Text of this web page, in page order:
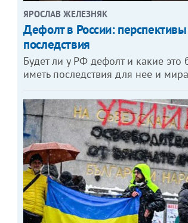
ЯРОСЛАВ ЖЕЛЕЗНЯК
Дефолт в России:
последствия
Будет ли у РФ дефолт и какие это
иметь последствия для нее и